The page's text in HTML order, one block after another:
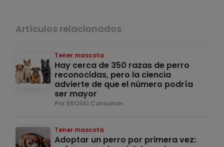
Artículos relacionados
Tener mascota
Hay cerca de 350 razas de perro
reconocidas, pero la ciencia
advierte de que el número podría
ser mayor
Por EROSKI Consumer
Tener mascota
Adoptar un perro por primera vez: